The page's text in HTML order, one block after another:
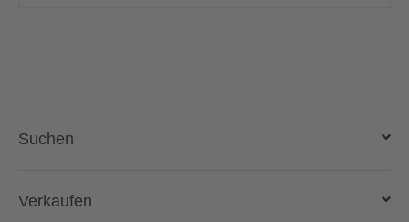
Suchen
Auto kaufen
Verkaufen